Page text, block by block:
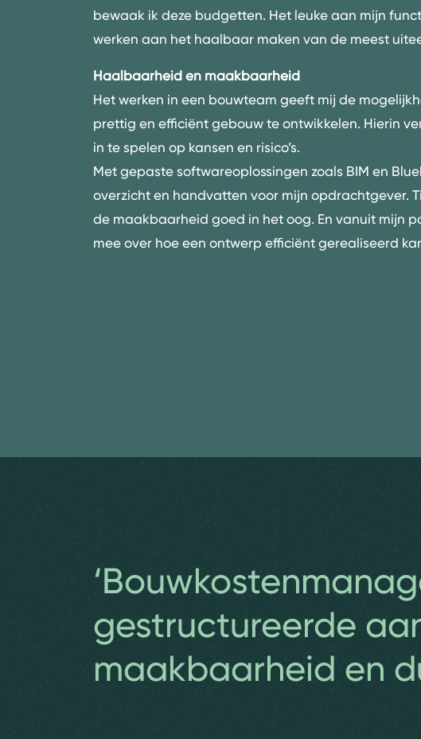
bewaak ik deze budgetten. Het leuke aan mijn
werken aan het haalbaar maken van de meest
Haalbaarheid en maakbaarheid
Het werken in een bouwteam geeft mij de
prettig en efficiënt gebouw te ontwikkelen. Hierin
in te spelen op kansen en risico’s.
Met gepaste softwareoplossingen zoals BIM en
overzicht en handvatten voor mijn opdrachtgever.
de maakbaarheid goed in het oog. En vanuit mijn
mee over hoe een ontwerp efficiënt gerealiseerd
gestructureerde
maakbaarheid en